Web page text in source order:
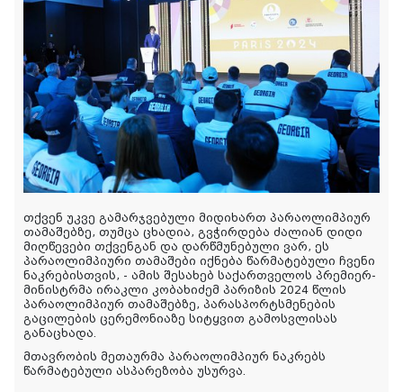
თქვენ უკვე გამარჯვებული მიდიხართ პარაოლიმპიურ
თამაშებზე, თუმცა ცხადია, გვჭირდება ძალიან დიდი
მიღწევები თქვენგან და დარწმუნებული ვარ, ეს
პარაოლიმპიური თამაშები იქნება წარმატებული ჩვენი
ნაკრებისთვის, - ამის შესახებ საქართველოს პრემიერ-
მინისტრმა ირაკლი კობახიძემ პარიზის 2024 წლის
პარაოლიმპიურ თამაშებზე, პარასპორტსმენების
გაცილების ცერემონიაზე სიტყვით გამოსვლისას
განაცხადა.
მთავრობის მეთაურმა პარაოლიმპიურ ნაკრებს
წარმატებული ასპარეზობა უსურვა.